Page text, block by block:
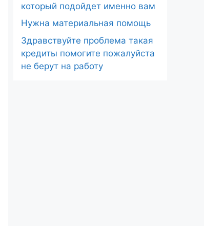
который подойдет именно вам
Нужна материальная помощь
Здравствуйте проблема такая
кредиты помогите пожалуйста
не берут на работу